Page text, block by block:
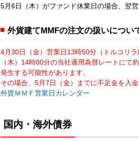
5月6日（木）がファンド休業日の場合、翌
外貨建てMMFの注文の扱いについ
4月30日（金）営業日13時50分（トルコリ
（木）14時00分の当社適用為替レートに
発生する可能性があります。
その場合、5月7日（金）までに不足金を入
外貨ＭＭＦ営業日カレンダー
国内・海外債券